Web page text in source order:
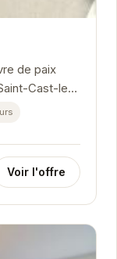
de paix
Cast-le-
et ses...
Voir l'offre